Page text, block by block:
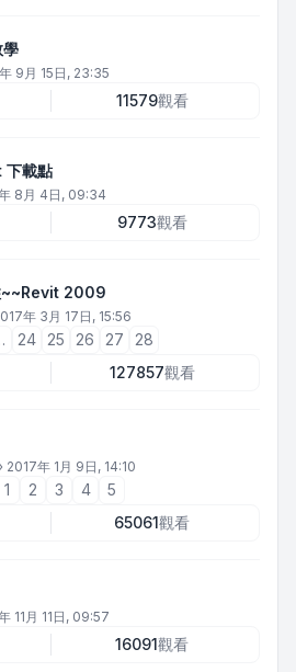
9月 15日, 23:35
11579觀看
下載點
8月 4日, 09:34
9773觀看
~~Revit 2009
年 3月 17日, 15:56
24 25 26 27
28
127857觀看
2017年 1月 9日, 14:10
1 2 3 4
5
65061觀看
11月 11日, 09:57
16091觀看